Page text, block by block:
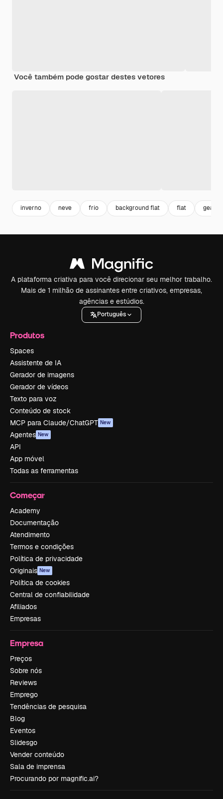
Você também pode gostar destes vetores
inverno neve frio background flat flat geada
A plataforma criativa para você direcionar seu melhor trabalho.
Mais de 1 milhão de assinantes entre criativos, empresas,
agências e estúdios.
Português
Produtos
Spaces
Assistente de IA
Gerador de imagens
Gerador de vídeos
Texto para voz
Conteúdo de stock
MCP para Claude/ChatGPT New
Agentes New
API
App móvel
Todas as ferramentas
Começar
Academy
Documentação
Atendimento
Termos e condições
Política de privacidade
Originais New
Política de cookies
Central de confiabilidade
Afiliados
Empresas
Empresa
Preços
Sobre nós
Reviews
Emprego
Tendências de pesquisa
Blog
Eventos
Slidesgo
Vender conteúdo
Sala de imprensa
Procurando por magnific.ai?